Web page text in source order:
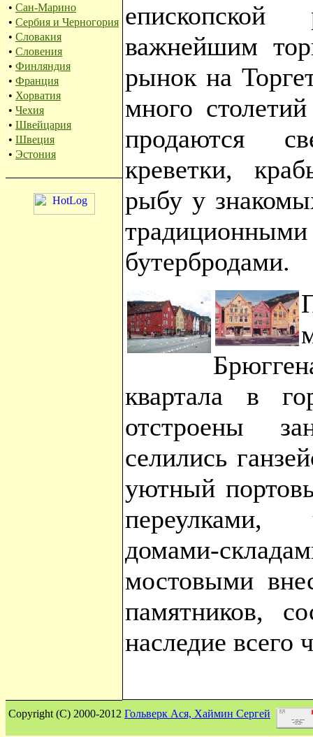
• Сан-Марино
• Сербия и Черногория
• Словакия
• Словения
• Финляндия
• Франция
• Хорватия
• Чехия
• Швейцария
• Швеция
• Эстония
важнейшим
рынок на
много
продаются
креветки,
рыбу у
бутербродами.
квартала в
отстроены
селились
уютный
переулками,
домами-
мостовыми
памятников,
наследие всего
Сopyright (C) 2000-2012 Гольверк Ася, Хаймин Сергей